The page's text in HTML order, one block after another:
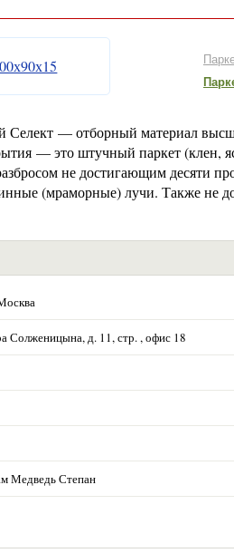
Селект — отборный материал
— это штучный паркет (клен,
не достигающим десяти
(мраморные) лучи. Также не
Солженицына, д. 11, стр. , офис 18
Медведь Степан